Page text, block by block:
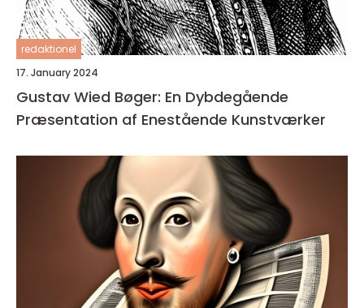
redaktionel
17. January 2024
Gustav Wied Bøger: En Dybdegående
Præsentation af Enestående Kunstværker